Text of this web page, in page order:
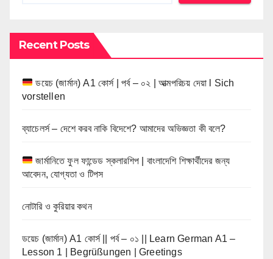
Recent Posts
ডয়েচ (জার্মান) A1 কোর্স | পর্ব – ০২ | আত্মপরিচয় দেয়া l Sich
vorstellen
ব্যাচেলর্স – দেশে করব নাকি বিদেশে? আমাদের অভিজ্ঞতা কী বলে?
জার্মানিতে ফুল ফান্ডেড স্কলারশিপ | বাংলাদেশি শিক্ষার্থীদের জন্য
আবেদন, যোগ্যতা ও টিপস
নোটারি ও কুরিয়ার কথন
ডয়েচ (জার্মান) A1 কোর্স || পর্ব – ০১ || Learn German A1 –
Lesson 1 | Begrüßungen | Greetings